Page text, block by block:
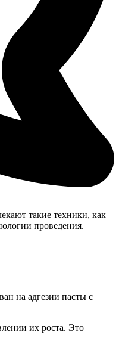
такие техники, как
проведения.
на адгезии пасты с
их роста. Это